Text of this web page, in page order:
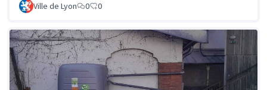
Ville de Lyon 0 0